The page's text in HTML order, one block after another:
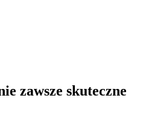
zawsze skuteczne